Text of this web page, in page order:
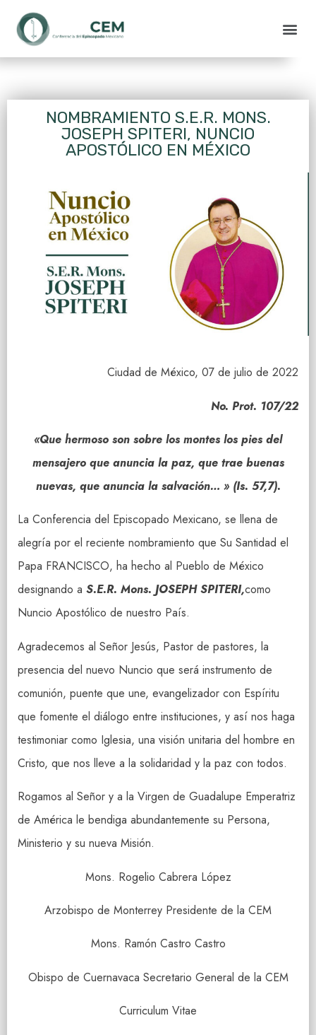
NOMBRAMIENTO S.E.R. MONS.
JOSEPH SPITERI, NUNCIO
APOSTÓLICO EN MÉXICO
Ciudad de México, 07 de julio de 2022
No. Prot. 107/22
«Que hermoso son sobre los montes los pies del
mensajero que anuncia la paz, que trae buenas
nuevas, que anuncia la salvación… » (Is. 57,7).
La Conferencia del Episcopado Mexicano, se llena de
alegría por el reciente nombramiento que Su Santidad el
Papa FRANCISCO, ha hecho al Pueblo de México
designando a S.E.R. Mons. JOSEPH SPITERI,como
Nuncio Apostólico de nuestro País.
Agradecemos al Señor Jesús, Pastor de pastores, la
presencia del nuevo Nuncio que será instrumento de
comunión, puente que une, evangelizador con Espíritu
que fomente el diálogo entre instituciones, y así nos haga
testimoniar como Iglesia, una visión unitaria del hombre en
Cristo, que nos lleve a la solidaridad y la paz con todos.
Rogamos al Señor y a la Virgen de Guadalupe Emperatriz
de América le bendiga abundantemente su Persona,
Ministerio y su nueva Misión.
Mons. Rogelio Cabrera López
Arzobispo de Monterrey Presidente de la CEM
Mons. Ramón Castro Castro
Obispo de Cuernavaca Secretario General de la CEM
Curriculum Vitae